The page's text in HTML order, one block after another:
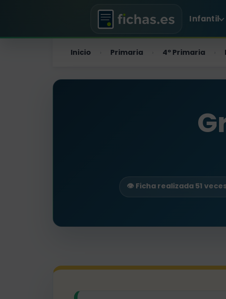
Infantil
Inicio › Primaria › 4º Primaria ›
👁️ Ficha realizada 51